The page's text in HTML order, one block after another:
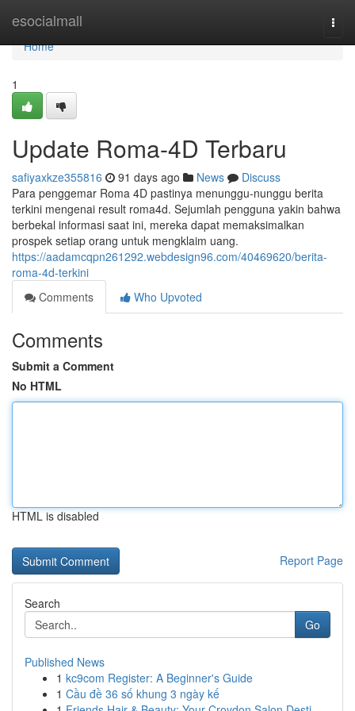
esocialmall
Home
Home
1
Update Roma-4D Terbaru
safiyaxkze355816 91 days ago News
Discuss
Para penggemar Roma 4D pastinya menunggu-nunggu berita
terkini mengenai result roma4d. Sejumlah pengguna yakin bahwa
berbekal informasi saat ini, mereka dapat memaksimalkan
prospek setiap orang untuk mengklaim uang.
https://aadamcqpn261292.webdesign96.com/40469620/berita-
roma-4d-terkini
Comments
Who Upvoted
Comments
Submit a Comment
No HTML
HTML is disabled
Report Page
Search
Go
Published News
1 kc9com Register: A Beginner's Guide
1 Cầu đề 36 số khung 3 ngày kế